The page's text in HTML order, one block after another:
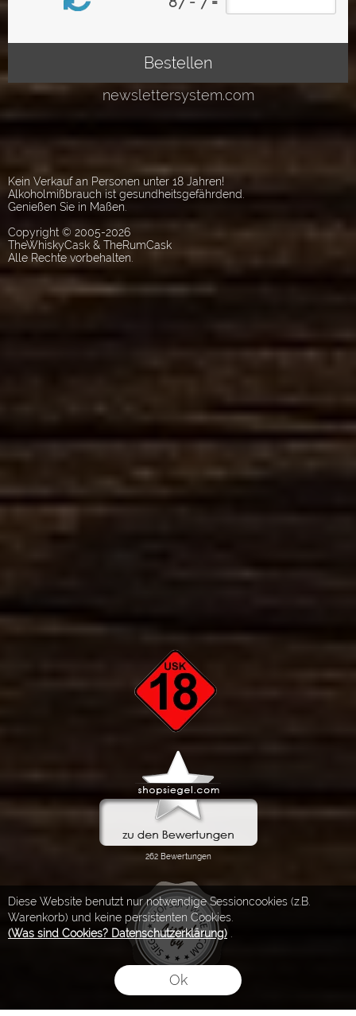
Diese Website benutzt nur notwendige Sessioncookies (z.B.
Warenkorb) und keine persistenten Cookies.
(Was sind Cookies? Datenschutzerklärung)
Ok
Kein Verkauf an Personen unter 18 Jahren!
Alkoholmißbrauch ist gesundheitsgefährdend.
Genießen Sie in Maßen.
Copyright © 2005-2026
TheWhiskyCask & TheRumCask
Alle Rechte vorbehalten.